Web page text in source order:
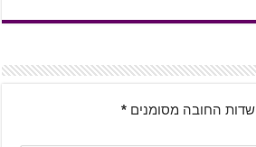
שדות החובה מסומנים *